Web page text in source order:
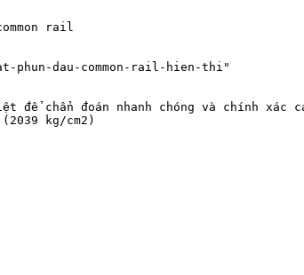
rail
dau-common-rail-hien-thi"
chẩn đoán nhanh chóng và chính
kg/cm2)